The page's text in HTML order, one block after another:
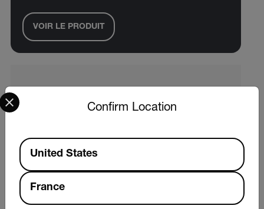
VOIR LE PRODUIT
Confirm Location
Select your preferred country and language from the
Available Locations
United States
France